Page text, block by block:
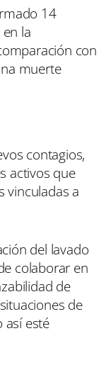
14
la
con
muerte
contagios,
activos que
vinculadas a
del lavado
colaborar en
de
de
así esté